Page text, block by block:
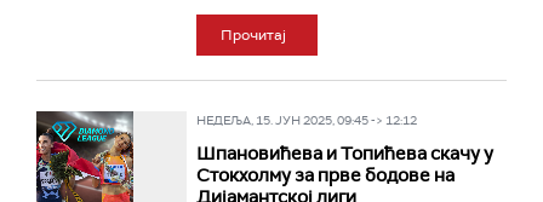
Прочитај
НЕДЕЉА, 15. ЈУН 2025, 09:45 -> 12:12
Шпановићева и Топићева скачу у
Стокхолму за прве бодове на
Дијамантској лиги